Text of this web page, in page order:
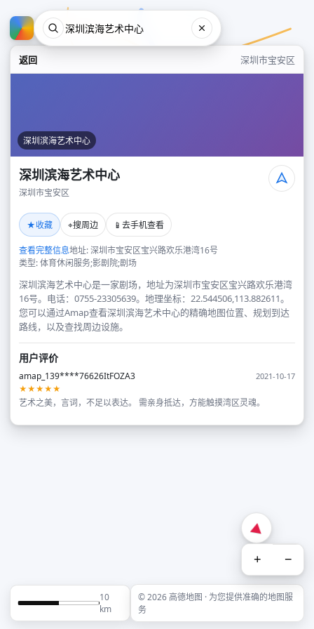
返回 深圳市宝安区
深圳滨海艺术中心
深圳滨海艺术中心
深圳市宝安区
★收藏 ⌖搜周边 📱 去手机查看
查看完整信息地址: 深圳市宝安区宝兴路欢乐港湾16号
类型: 体育休闲服务;影剧院;剧场
深圳滨海艺术中心是一家剧场，地址为深圳市宝安区宝兴路欢乐港湾
16号。电话：0755-23305639。地理坐标：22.544506,113.882611。
您可以通过Amap查看深圳滨海艺术中心的精确地图位置、规划到达
路线，以及查找周边设施。
用户评价
amap_139****76626ItFOZA3
2021-10-17
★★★★★
艺术之美，言词，不足以表达。 需亲身抵达，方能触摸湾区灵魂。
+ −
10
km
© 2026 高德地图 · 为您提供准确的地图服
务